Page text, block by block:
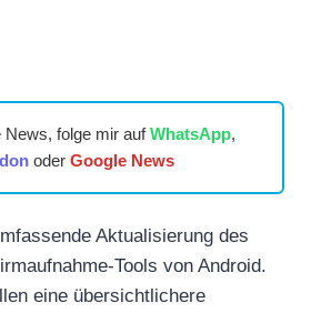
News, folge mir aufWhatsApp,
oder Google News
Aktualisierung des
Tools von Android.
eine übersichtlichere